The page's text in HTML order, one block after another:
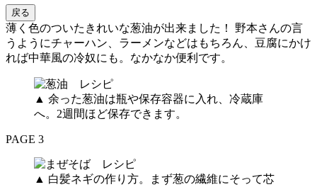
戻る
薄く色のついたきれいな葱油が出来ました！ 野本さんの言
うようにチャーハン、ラーメンなどはもちろん、豆腐にかけ
れば中華風の冷奴にも。なかなか便利です。
▲ 余った葱油は瓶や保存容器に入れ、冷蔵庫
へ。2週間ほど保存できます。
PAGE 3
▲ 白髪ネギの作り方。まず葱の繊維にそって芯